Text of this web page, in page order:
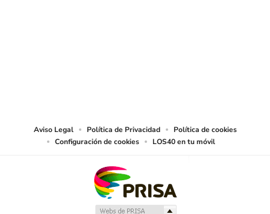
Aviso Legal Política de Privacidad
Política de cookies
Configuración de cookies
LOS40 en tu móvil